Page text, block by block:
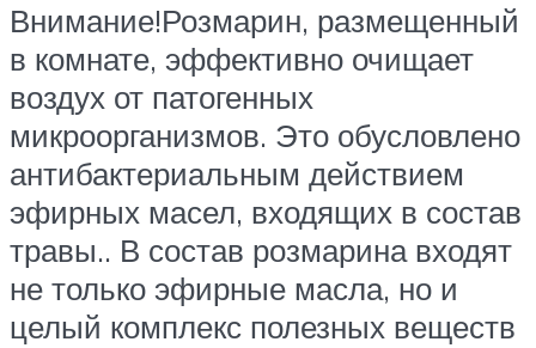
Внимание!Розмарин, размещенный
в комнате, эффективно очищает
воздух от патогенных
микроорганизмов. Это обусловлено
антибактериальным действием
эфирных масел, входящих в состав
травы.. В состав розмарина входят
не только эфирные масла, но и
целый комплекс полезных веществ